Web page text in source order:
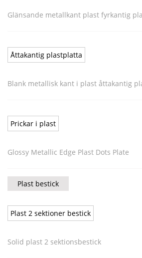
Glänsande metallkant plast fyrkantig
Åttakantig plastplatta
Blank metallisk kant i plast åttakantig
Prickar i plast
Glossy Metallic Edge Plast Dots Plate
Plast bestick
Plast 2 sektioner bestick
Solid plast 2 sektionsbestick